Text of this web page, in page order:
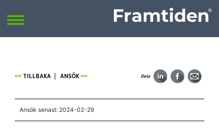
SÖK
TILLBAKA ANSÖK Dela
Ansök senast: 2024-02-29